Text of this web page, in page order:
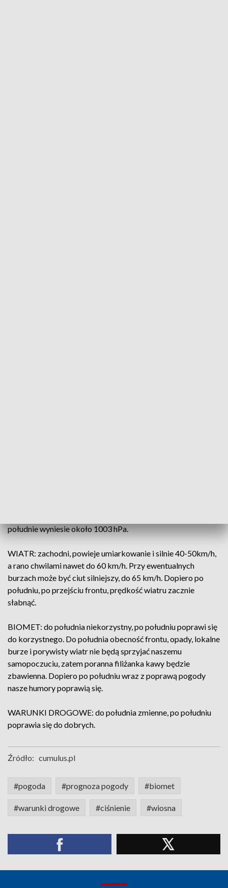
południe wyniesie około 1003 hPa.
WIATR: zachodni, powieje umiarkowanie i silnie 40-50km/h,
a rano chwilami nawet do 60 km/h. Przy ewentualnych
burzach może być ciut silniejszy, do 65 km/h. Dopiero po
południu, po przejściu frontu, prędkość wiatru zacznie
słabnąć.
BIOMET: do południa niekorzystny, po południu poprawi się
do korzystnego. Do południa obecność frontu, opady, lokalne
burze i porywisty wiatr nie będą sprzyjać naszemu
samopoczuciu, zatem poranna filiżanka kawy będzie
zbawienna. Dopiero po południu wraz z poprawą pogody
nasze humory poprawią się.
WARUNKI DROGOWE: do południa zmienne, po południu
poprawia się do dobrych.
Źródło: cumulus.pl
#pogoda #prognoza pogody #biomet
#warunki drogowe #ciśnienie #wiosna